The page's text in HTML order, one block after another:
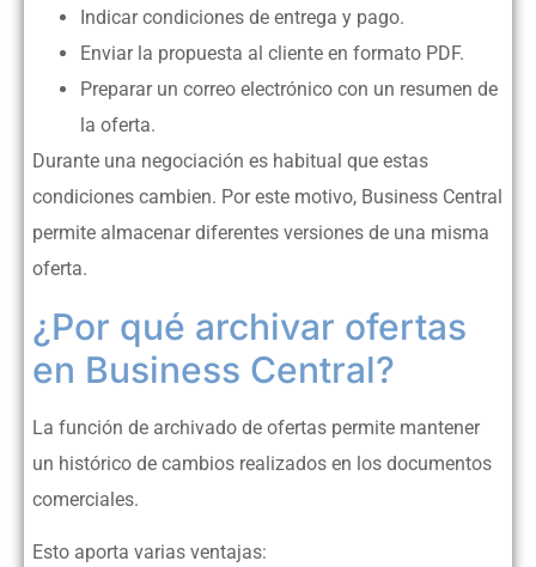
Indicar condiciones de entrega y pago.
Enviar la propuesta al cliente en formato PDF.
Preparar un correo electrónico con un resumen de
la oferta.
Durante una negociación es habitual que estas
condiciones cambien. Por este motivo, Business Central
permite almacenar diferentes versiones de una misma
oferta.
¿Por qué archivar ofertas
en Business Central?
La función de archivado de ofertas permite mantener
un histórico de cambios realizados en los documentos
comerciales.
Esto aporta varias ventajas: